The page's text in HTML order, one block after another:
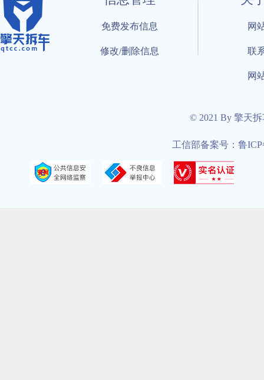
免费发布信息
修改/删除信息
网
联
网
© 2021 By 擎天
工信部备案号：鲁